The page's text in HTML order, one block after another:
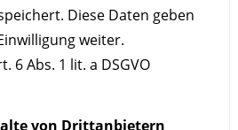
Diese Daten geben
weiter.
6 Abs. 1 lit. a DSGVO
von Drittanbietern